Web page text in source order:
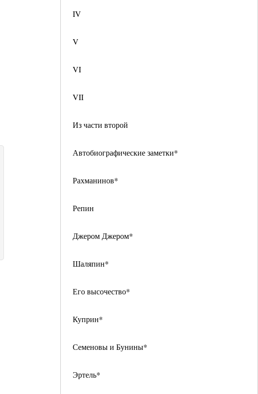
IV
V
VI
VII
Из части второй
Автобиографические заметки*
Рахманинов*
Репин
Джером Джером*
Шаляпин*
Его высочество*
Куприн*
Семеновы и Бунины*
Эртель*